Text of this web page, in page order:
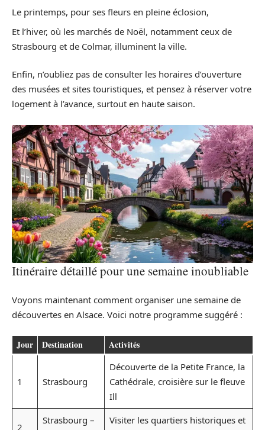
Le printemps, pour ses fleurs en pleine éclosion,
Et l’hiver, où les marchés de Noël, notamment ceux de
Strasbourg et de Colmar, illuminent la ville.
Enfin, n’oubliez pas de consulter les horaires d’ouverture
des musées et sites touristiques, et pensez à réserver votre
logement à l’avance, surtout en haute saison.
Itinéraire détaillé pour une semaine inoubliable
Voyons maintenant comment organiser une semaine de
découvertes en Alsace. Voici notre programme suggéré :
Jour Destination Activités
1 Strasbourg
Découverte de la Petite France, la
Cathédrale, croisière sur le fleuve
Ill
2
Strasbourg –
Visiter les quartiers historiques et